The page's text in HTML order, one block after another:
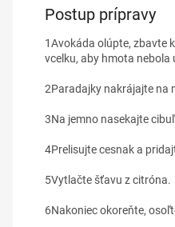
Postup prípravy
1Avokáda olúpte, zbavte
vcelku, aby hmota nebola
2Paradajky nakrájajte na
3Na jemno nasekajte
4Prelisujte cesnak a
5Vytlačte šťavu z citróna.
6Nakoniec okoreňte,